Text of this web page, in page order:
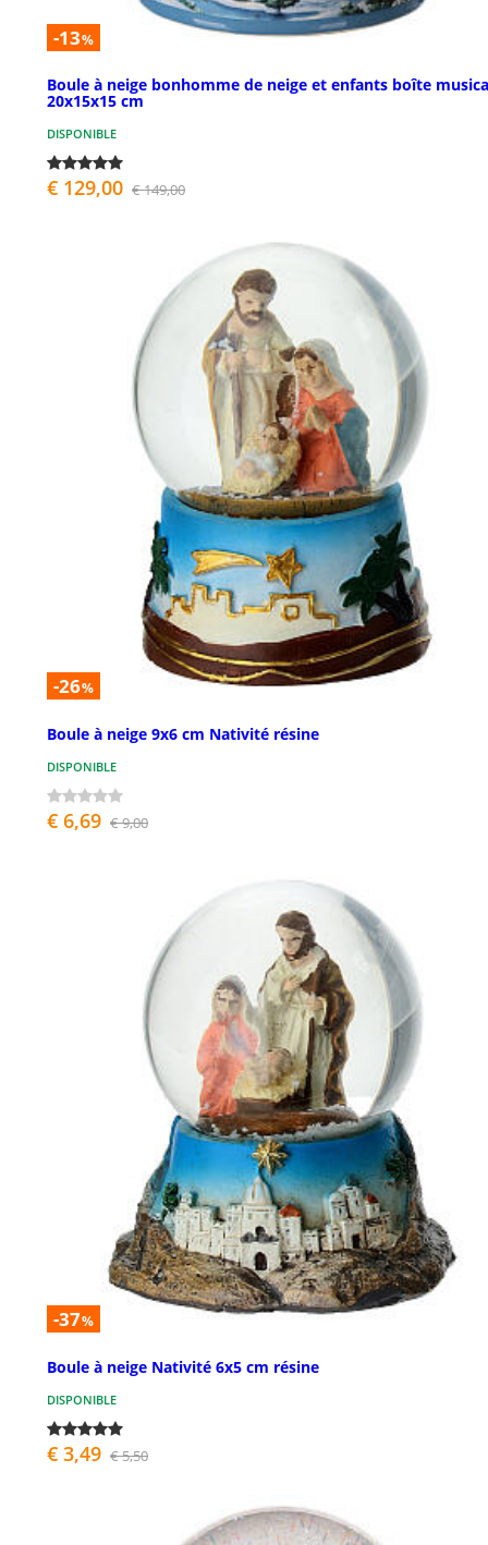
-13%
Boule à neige bonhomme de neige et enfants boîte
20x15x15 cm
DISPONIBLE
€ 129,00 € 149,00
-26%
Boule à neige 9x6 cm Nativité résine
DISPONIBLE
€ 6,69 € 9,00
-37%
Boule à neige Nativité 6x5 cm résine
DISPONIBLE
€ 3,49 € 5,50